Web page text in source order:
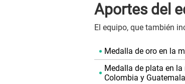
Aportes del
El equipo, que también
Medalla de oro en la
Medalla de plata en
Colombia y